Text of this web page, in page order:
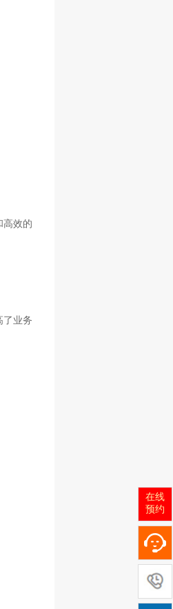
高效的
了业务
在线
预约